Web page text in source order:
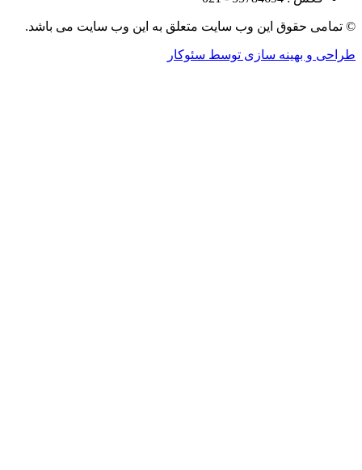
این وب سایت متعلق به این وب سایت می باشد.
سازی توسط سئوکار